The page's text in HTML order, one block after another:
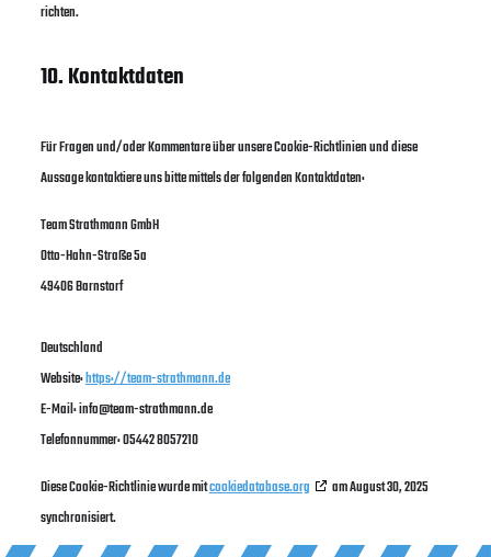
richten.
10. Kontaktdaten
Für Fragen und/oder Kommentare über unsere Cookie-Richtlinien und diese
Aussage kontaktiere uns bitte mittels der folgenden Kontaktdaten:
Team Strathmann GmbH
Otto-Hahn-Straße 5a
49406 Barnstorf
Deutschland
Website:https://team-strathmann.de
E-Mail:info@team-strathmann.de
Telefonnummer: 05442 8057210
Diese Cookie-Richtlinie wurde mitcookiedatabase.org
am August 30, 2025
synchronisiert.